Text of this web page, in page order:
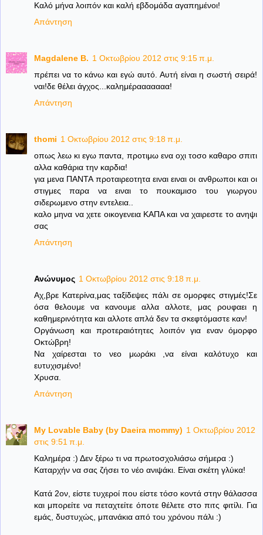
Καλό μήνα λοιπόν και καλή εβδομάδα αγαπημένοι!
Απάντηση
Magdalene B. 1 Οκτωβρίου 2012 στις 9:15 π.μ.
πρέπει να το κάνω και εγώ αυτό. Αυτή είναι η σωστή σειρά!
ναι!δε θέλει άγχος...καλημέρααααααα!
Απάντηση
thomi 1 Οκτωβρίου 2012 στις 9:18 π.μ.
οπως λεω κι εγω παντα, προτιμω ενα οχι τοσο καθαρο σπιτι
αλλα καθάρια την καρδια!
για μενα ΠΑΝΤΑ προταιρεοτητα ειναι ειναι οι ανθρωποι και οι
στιγμες παρα να ειναι το πουκαμισο του γιωργου
σιδερωμενο στην εντελεια..
καλο μηνα να χετε οικογενεια ΚΑΠΑ και να χαιρεστε το ανηψι
σας
Απάντηση
Ανώνυμος 1 Οκτωβρίου 2012 στις 9:18 π.μ.
Aχ,βρε Κατερίνα,μας ταξίδεψες πάλι σε ομορφες στιγμές!Σε
όσα θελουμε να κανουμε αλλα αλλοτε, μας ρουφαει η
καθημερινότητα και αλλοτε απλά δεν τα σκεφτόμαστε καν!
Οργάνωση και προτεραιότητες λοιπόν για εναν όμορφο
Οκτώβρη!
Να χαίρεσται το νεο μωράκι ,να είναι καλότυχο και
ευτυχισμένο!
Χρυσα.
Απάντηση
My Lovable Baby (by Daeira mommy) 1 Οκτωβρίου 2012
στις 9:51 π.μ.
Καλημέρα :) Δεν ξέρω τι να πρωτοσχολιάσω σήμερα :)
Καταρχήν να σας ζήσει το νέο ανιψάκι. Είναι σκέτη γλύκα!
Κατά 2ον, είστε τυχεροί που είστε τόσο κοντά στην θάλασσα
και μπορείτε να πεταχτείτε όποτε θέλετε στο πιτς φιτίλι. Για
εμάς, δυστυχώς, μπανάκια από του χρόνου πάλι :)